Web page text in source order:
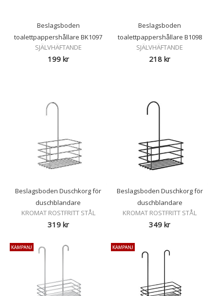
Beslagsboden
toalettpappershållare BK1097
SJÄLVHÄFTANDE
199kr
Beslagsboden
toalettpappershållare B1098
SJÄLVHÄFTANDE
218 kr
Beslagsboden Duschkorg för
duschblandare
KROMAT ROSTFRITT STÅL
319kr
Beslagsboden Duschkorg för
duschblandare
KROMAT ROSTFRITT STÅL
349 kr